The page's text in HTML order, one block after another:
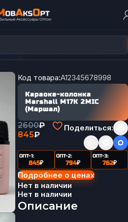
Караоке-Колонки
Код товара:A12345678998
Караоке-колонка
Marshall M17K 2MIC
(Маршал)
2600₽
845₽
Поделиться:
ОПТ-1:
845₽
ОПТ-2:
794₽
ОПТ-3:
762₽
Подробнее о ценах
Нет в наличии
Нет в наличии
Описание